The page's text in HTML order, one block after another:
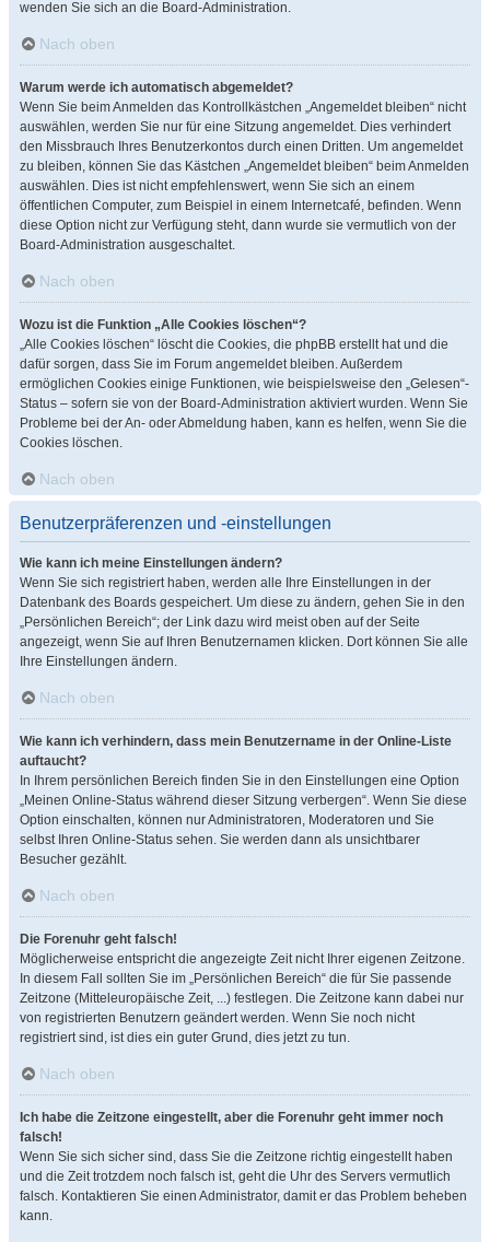
wenden Sie sich an die Board-Administration.
Nach oben
Warum werde ich automatisch abgemeldet?
Wenn Sie beim Anmelden das Kontrollkästchen „Angemeldet bleiben“ nicht
auswählen, werden Sie nur für eine Sitzung angemeldet. Dies verhindert
den Missbrauch Ihres Benutzerkontos durch einen Dritten. Um angemeldet
zu bleiben, können Sie das Kästchen „Angemeldet bleiben“ beim Anmelden
auswählen. Dies ist nicht empfehlenswert, wenn Sie sich an einem
öffentlichen Computer, zum Beispiel in einem Internetcafé, befinden. Wenn
diese Option nicht zur Verfügung steht, dann wurde sie vermutlich von der
Board-Administration ausgeschaltet.
Nach oben
Wozu ist die Funktion „Alle Cookies löschen“?
„Alle Cookies löschen“ löscht die Cookies, die phpBB erstellt hat und die
dafür sorgen, dass Sie im Forum angemeldet bleiben. Außerdem
ermöglichen Cookies einige Funktionen, wie beispielsweise den „Gelesen“-
Status – sofern sie von der Board-Administration aktiviert wurden. Wenn Sie
Probleme bei der An- oder Abmeldung haben, kann es helfen, wenn Sie die
Cookies löschen.
Nach oben
Benutzerpräferenzen und -einstellungen
Wie kann ich meine Einstellungen ändern?
Wenn Sie sich registriert haben, werden alle Ihre Einstellungen in der
Datenbank des Boards gespeichert. Um diese zu ändern, gehen Sie in den
„Persönlichen Bereich“; der Link dazu wird meist oben auf der Seite
angezeigt, wenn Sie auf Ihren Benutzernamen klicken. Dort können Sie alle
Ihre Einstellungen ändern.
Nach oben
Wie kann ich verhindern, dass mein Benutzername in der Online-Liste
auftaucht?
In Ihrem persönlichen Bereich finden Sie in den Einstellungen eine Option
„Meinen Online-Status während dieser Sitzung verbergen“. Wenn Sie diese
Option einschalten, können nur Administratoren, Moderatoren und Sie
selbst Ihren Online-Status sehen. Sie werden dann als unsichtbarer
Besucher gezählt.
Nach oben
Die Forenuhr geht falsch!
Möglicherweise entspricht die angezeigte Zeit nicht Ihrer eigenen Zeitzone.
In diesem Fall sollten Sie im „Persönlichen Bereich“ die für Sie passende
Zeitzone (Mitteleuropäische Zeit, ...) festlegen. Die Zeitzone kann dabei nur
von registrierten Benutzern geändert werden. Wenn Sie noch nicht
registriert sind, ist dies ein guter Grund, dies jetzt zu tun.
Nach oben
Ich habe die Zeitzone eingestellt, aber die Forenuhr geht immer noch
falsch!
Wenn Sie sich sicher sind, dass Sie die Zeitzone richtig eingestellt haben
und die Zeit trotzdem noch falsch ist, geht die Uhr des Servers vermutlich
falsch. Kontaktieren Sie einen Administrator, damit er das Problem beheben
kann.